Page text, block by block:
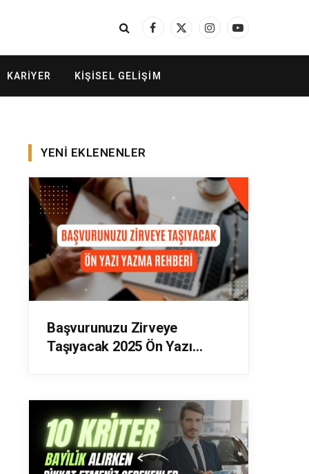
Facebook
X
InstagramYouTube
KARIYER KIŞISEL GELIŞIM
YENI EKLENENLER
Başvurunuzu Zirveye
Taşıyacak 2025 Ön Yazı